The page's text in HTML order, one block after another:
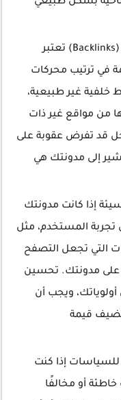
استخدام روابط خلفية غير طبيعية (Backlinks) تعتبر
في ترتيب محركات
خلفية غير طبيعية،
من مواقع غير ذات
قد تفرض عقوبة على
إلى مدونتك هي
إذا كانت مدونتك
تجربة المستخدم، مثل
التي تجعل التصفح
مدونتك. تحسين
ويجب أن
تضيف قيمة
للسياسات إذا كنت
أو مخالفًا